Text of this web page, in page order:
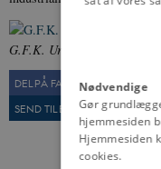
G.F.K. Ursin malet af Carl
DEL PÅ FACEBOOK
SEND TIL EN VEN
Nødvendige
Gør
hjemmesiden
Hjemmesiden
cookies.